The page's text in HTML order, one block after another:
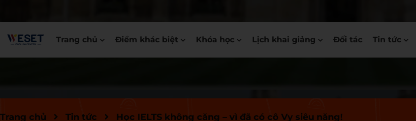
Trang chủ Điểm khác biệt Khóa học Lịch khai giảng Đối tác Tin tức
Trang chủ Tin tức Học IELTS không căng – vì đã có cô Vy siêu năng!